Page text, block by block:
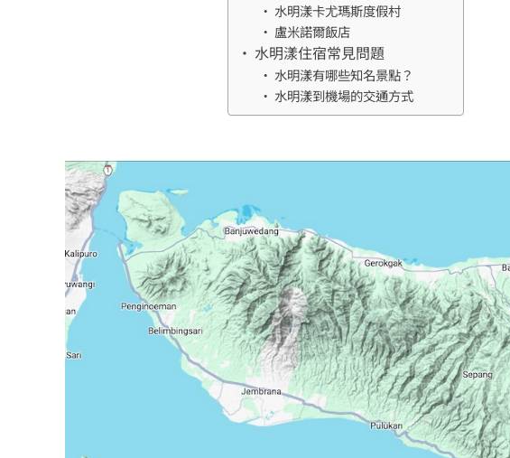
水明漾卡尤瑪斯度假村
盧米諾爾飯店
水明漾住宿常見問題
水明漾有哪些知名景點？
水明漾到機場的交通方式